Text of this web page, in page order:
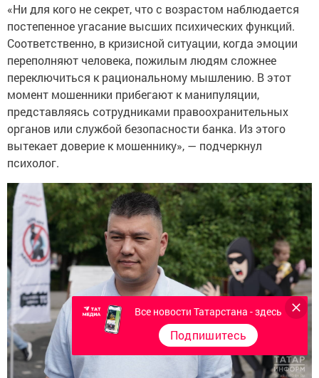
«Ни для кого не секрет, что с возрастом наблюдается
постепенное угасание высших психических функций.
Соответственно, в кризисной ситуации, когда эмоции
переполняют человека, пожилым людям сложнее
переключиться к рациональному мышлению. В этот
момент мошенники прибегают к манипуляции,
представляясь сотрудниками правоохранительных
органов или службой безопасности банка. Из этого
вытекает доверие к мошеннику», — подчеркнул
психолог.
Все новости Татарстана - здесь
Подпишитесь